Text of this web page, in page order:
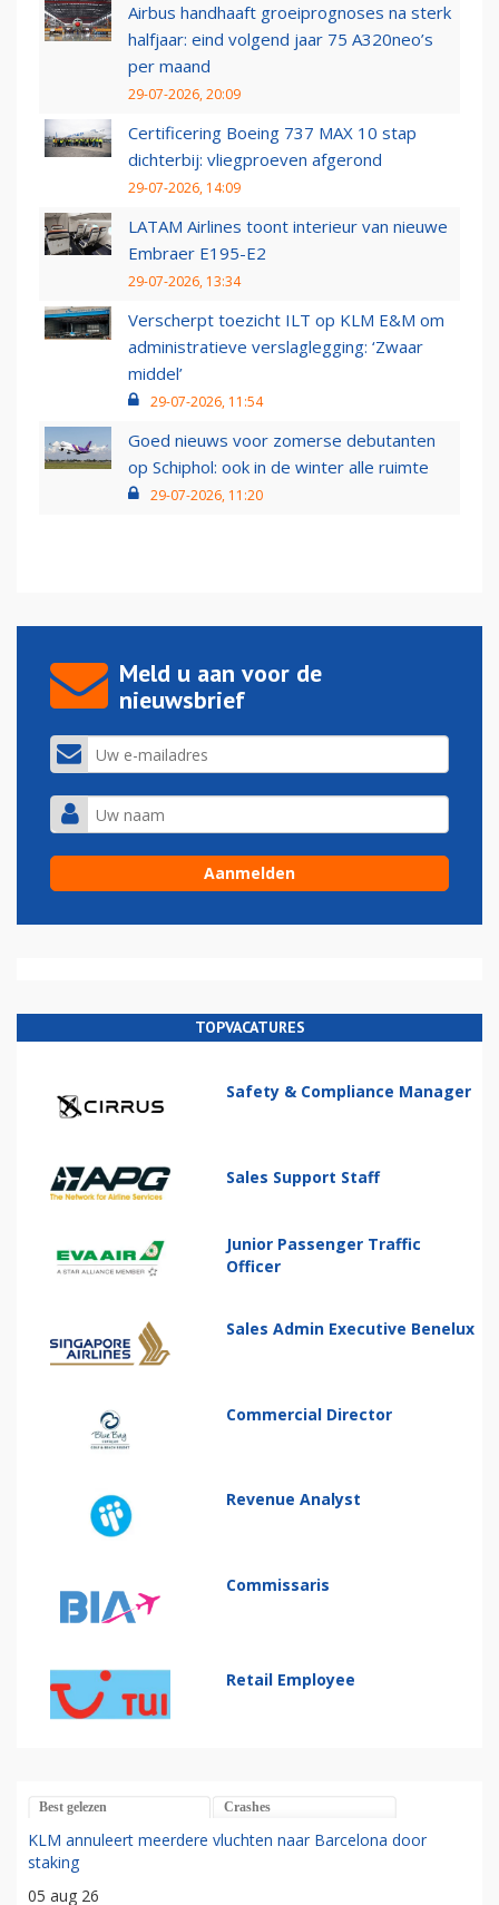
Airbus handhaaft groeiprognoses na sterk
halfjaar: eind volgend jaar 75 A320neo’s
per maand
29-07-2026, 20:09
Certificering Boeing 737 MAX 10 stap
dichterbij: vliegproeven afgerond
29-07-2026, 14:09
LATAM Airlines toont interieur van nieuwe
Embraer E195-E2
29-07-2026, 13:34
Verscherpt toezicht ILT op KLM E&M om
administratieve verslaglegging: ‘Zwaar
middel’
29-07-2026, 11:54
Goed nieuws voor zomerse debutanten
op Schiphol: ook in de winter alle ruimte
29-07-2026, 11:20
Meld u aan voor de
nieuwsbrief
TOPVACATURES
Safety & Compliance Manager
Sales Support Staff
Junior Passenger Traffic
Officer
Sales Admin Executive Benelux
Commercial Director
Revenue Analyst
Commissaris
Retail Employee
Best gelezen Crashes
KLM annuleert meerdere vluchten naar Barcelona door
staking
05 aug 26